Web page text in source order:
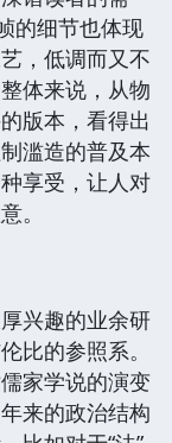
的细节也体现
，低调而又不
体来说，从物
版本，看得出
滥造的普及本
享受，让人对
。
兴趣的业余研
比的参照系。
家学说的演变
来的政治结构